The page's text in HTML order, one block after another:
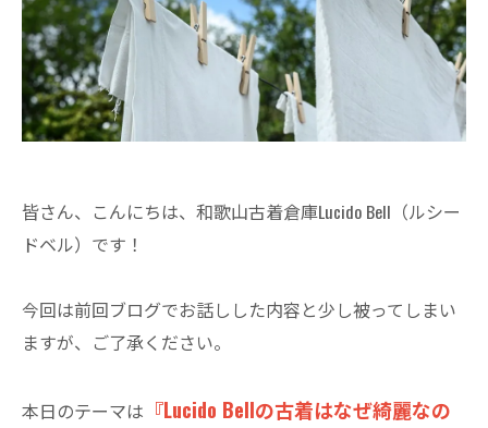
皆さん、こんにちは、和歌山古着倉庫Lucido Bell（ルシー
ドベル）です！
今回は前回ブログでお話しした内容と少し被ってしまい
ますが、ご了承ください。
本日のテーマは 『Lucido Bellの古着はなぜ綺麗なの